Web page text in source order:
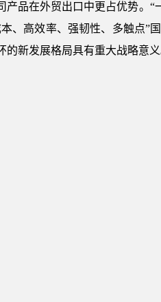
产品在外贸出口中更占优势。
、高效率、强韧性、多触点”
的新发展格局具有重大战略意义